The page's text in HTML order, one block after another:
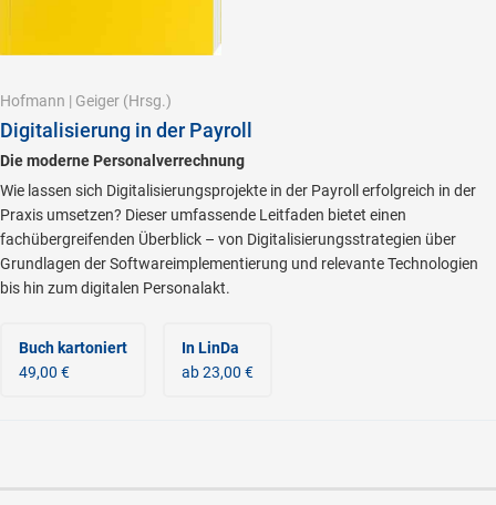
Hofmann | Geiger (Hrsg.)
Digitalisierung in der Payroll
Die moderne Personalverrechnung
Wie lassen sich Digitalisierungsprojekte in der Payroll erfolgreich in der
Praxis umsetzen? Dieser umfassende Leitfaden bietet einen
fachübergreifenden Überblick – von Digitalisierungsstrategien über
Grundlagen der Softwareimplementierung und relevante Technologien
bis hin zum digitalen Personalakt.
Buch kartoniert
49,00 €
In LinDa
ab 23,00 €